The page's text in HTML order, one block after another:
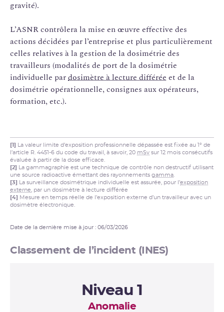
gravité).
L’ASNR contrôlera la mise en œuvre effective des
actions décidées par l’entreprise et plus particulièrement
celles relatives à la gestion de la dosimétrie des
travailleurs (modalités de port de la dosimétrie
individuelle pardosimètre à lecture différée et de la
dosimétrie opérationnelle, consignes aux opérateurs,
formation, etc.).
[1]
La valeur limite d’exposition professionnelle dépassée est fixée au 1° de
l’article R. 4451-6 du code du travail, à savoir, 20 mSv sur 12 mois consécutifs
évaluée à partir de la dose efficace.
[2]
La gammagraphie est une technique de contrôle non destructif utilisant
une source radioactive émettant des rayonnements gamma
[3]
La surveillance dosimétrique individuelle est assurée, pour l’exposition
externe , par un dosimètre à lecture différée
[4]
Mesure en temps réelle de l’exposition externe d’un travailleur avec un
dosimètre électronique.
Date de la dernière mise à jour : 06/03/2026
Classement de l’incident (INES)
Niveau 1
Anomalie